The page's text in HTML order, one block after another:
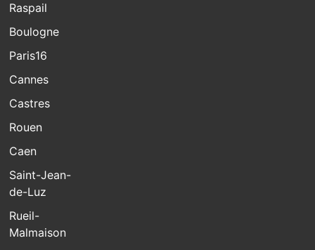
Raspail
Boulogne
Paris16
Cannes
Castres
Rouen
Caen
Saint-Jean-
de-Luz
Rueil-
Malmaison